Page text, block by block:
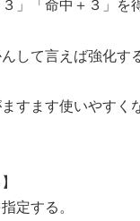
」「命中＋３」を
して言えば強化す
すます使いやすく
定する。